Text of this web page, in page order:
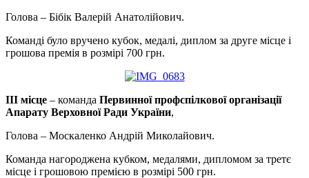
Голова – Бібік Валерій Анатолійович.
Команді було вручено кубок, медалі, диплом за друге місце і
грошова премія в розмірі 700 грн.
III місце – команда Первинної профспілкової організації
Апарату Верховної Ради України,
Голова – Москаленко Андрій Миколайович.
Команда нагороджена кубком, медалями, дипломом за третє
місце і грошовою премією в розмірі 500 грн.